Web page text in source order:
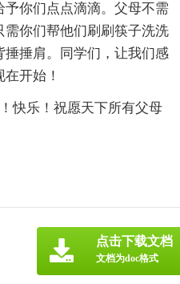
你们点点滴滴。父母不需
你们帮他们刷刷筷子洗洗
捶肩。同学们，让我们感
开始！
快乐！祝愿天下所有父母
点击下载文档
文档为doc格式